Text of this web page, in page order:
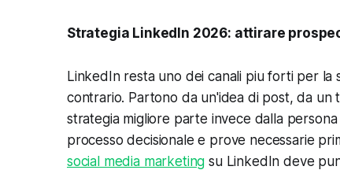
Strategia LinkedIn 2026: attirare
LinkedIn resta uno dei canali piu forti per la
contrario. Partono da un'idea di post, da un
strategia migliore parte invece dalla
processo decisionale e prove necessarie
social media marketing su LinkedIn deve